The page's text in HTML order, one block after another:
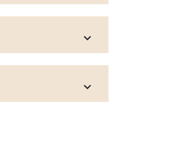
expand_more
expand_more